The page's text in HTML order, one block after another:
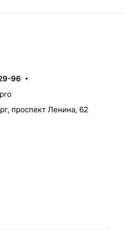
96
проспект Ленина, 62